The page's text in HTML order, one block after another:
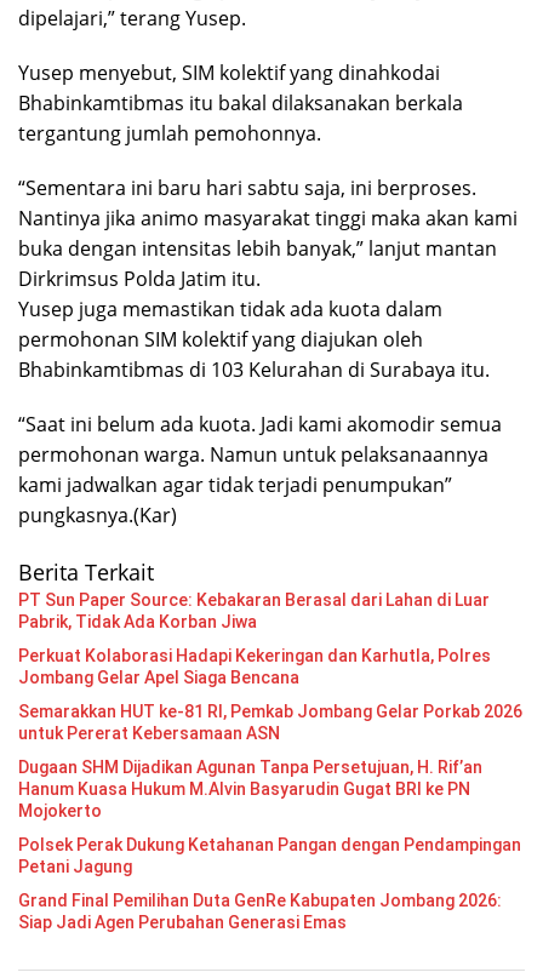
dipelajari,” terang Yusep.
Yusep menyebut, SIM kolektif yang dinahkodai
Bhabinkamtibmas itu bakal dilaksanakan berkala
tergantung jumlah pemohonnya.
“Sementara ini baru hari sabtu saja, ini berproses.
Nantinya jika animo masyarakat tinggi maka akan kami
buka dengan intensitas lebih banyak,” lanjut mantan
Dirkrimsus Polda Jatim itu.
Yusep juga memastikan tidak ada kuota dalam
permohonan SIM kolektif yang diajukan oleh
Bhabinkamtibmas di 103 Kelurahan di Surabaya itu.
“Saat ini belum ada kuota. Jadi kami akomodir semua
permohonan warga. Namun untuk pelaksanaannya
kami jadwalkan agar tidak terjadi penumpukan”
pungkasnya.(Kar)
Berita Terkait
PT Sun Paper Source: Kebakaran Berasal dari Lahan di Luar
Pabrik, Tidak Ada Korban Jiwa
Perkuat Kolaborasi Hadapi Kekeringan dan Karhutla, Polres
Jombang Gelar Apel Siaga Bencana
Semarakkan HUT ke-81 RI, Pemkab Jombang Gelar Porkab 2026
untuk Pererat Kebersamaan ASN
Dugaan SHM Dijadikan Agunan Tanpa Persetujuan, H. Rif’an
Hanum Kuasa Hukum M.Alvin Basyarudin Gugat BRI ke PN
Mojokerto
Polsek Perak Dukung Ketahanan Pangan dengan Pendampingan
Petani Jagung
Grand Final Pemilihan Duta GenRe Kabupaten Jombang 2026:
Siap Jadi Agen Perubahan Generasi Emas